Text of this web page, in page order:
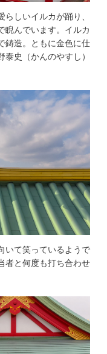
しいイルカが踊り、
睨んでいます。イルカ
鋳造。ともに金色に仕
史（かんのやすし）
いて笑っているようで
者と何度も打ち合わせ